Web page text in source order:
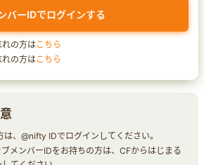
れの方はこちら
れの方はこちら
、@nifty IDでログインしてください。
メンバーIDをお持ちの方は、CFからはじまる